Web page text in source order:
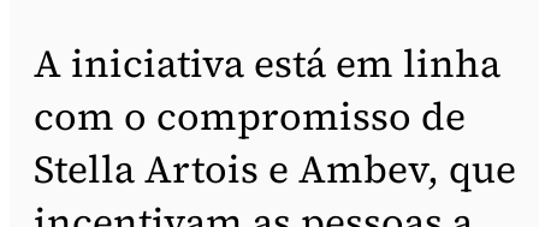
A iniciativa está em linha
com o compromisso de
Stella Artois e Ambev, que